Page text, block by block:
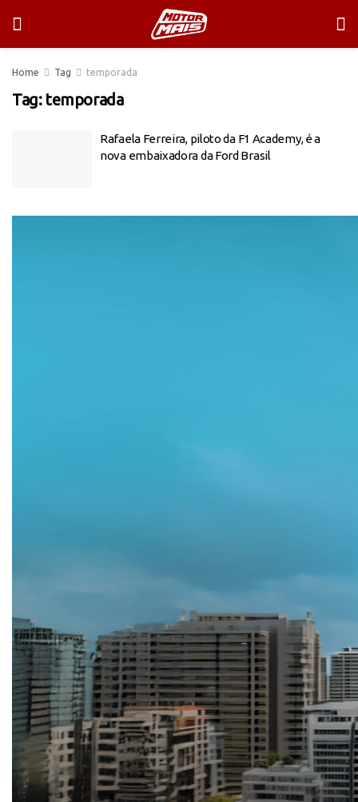
Home Tag temporada
Tag: temporada
Rafaela Ferreira, piloto da F1 Academy, é a
nova embaixadora da Ford Brasil